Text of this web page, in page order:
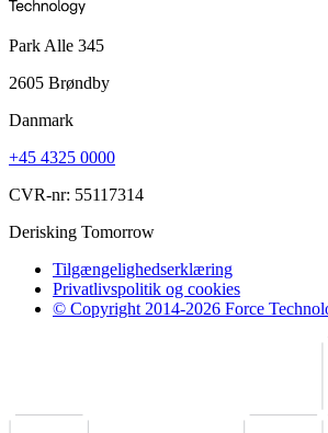
Park Alle 345
2605 Brøndby
Danmark
+45 4325 0000
CVR-nr: 55117314
Derisking Tomorrow
Tilgængelighedserklæring
Privatlivspolitik og cookies
© Copyright 2014-2026 Force